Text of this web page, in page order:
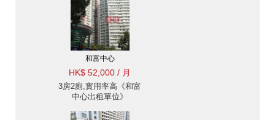
和富中心
HK$ 52,000 / 月
3房2廁,實用率高《和富
中心出租單位》